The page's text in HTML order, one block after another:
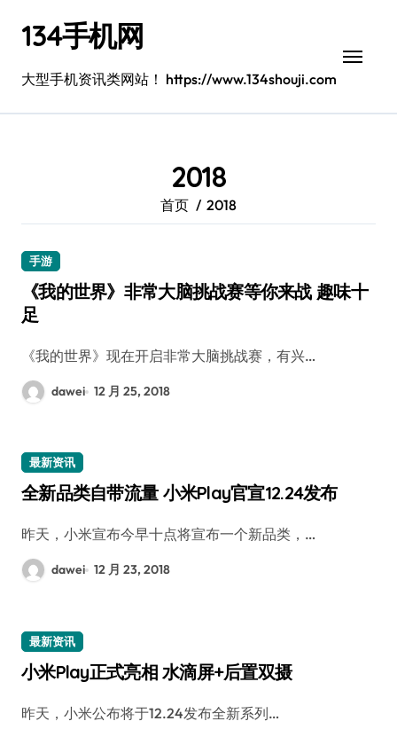
134手机网
大型手机资讯类网站！ https://www.134shouji.com
2018
首页 2018
手游
《我的世界》非常大脑挑战赛等你来战 趣味十
足
《我的世界》现在开启非常大脑挑战赛，有兴…
dawei 12 月 25, 2018
最新资讯
全新品类自带流量 小米Play官宣12.24发布
昨天，小米宣布今早十点将宣布一个新品类，…
dawei 12 月 23, 2018
最新资讯
小米Play正式亮相 水滴屏+后置双摄
昨天，小米公布将于12.24发布全新系列…